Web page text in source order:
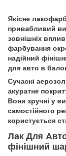
Якісне
привабливий
зовнішніх
фарбування
надійний
для авто в
Сучасні
акуратне
Вони зручні у
самостійного
користується
Лак Для
фінішний